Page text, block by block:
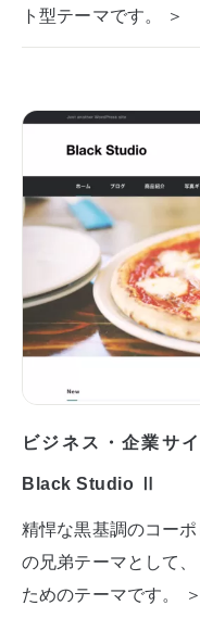
ト型テーマです。 ＞
ビジネス・企業サ
Black Studio Ⅱ
精悍な黒基調のコー
の兄弟テーマとして
ためのテーマです。 ＞